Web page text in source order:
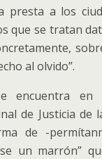
presta a los
que se tratan
al olvido”.
encuentra en
de Justicia de
de -
un marrón”